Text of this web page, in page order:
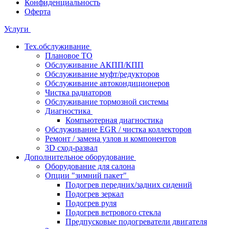
Конфиденциальность
Оферта
Услуги
Тех.обслуживание
Плановое ТО
Обслуживание АКПП/КПП
Обслуживание муфт/редукторов
Обслуживание автокондиционеров
Чистка радиаторов
Обслуживание тормозной системы
Диагностика
Компьютерная диагностика
Обслуживание EGR / чистка коллекторов
Ремонт / замена узлов и компонентов
3D сход-развал
Дополнительное оборудование
Оборудование для салона
Опции "зимний пакет"
Подогрев передних/задних сидений
Подогрев зеркал
Подогрев руля
Подогрев ветрового стекла
Предпусковые подогреватели двигателя